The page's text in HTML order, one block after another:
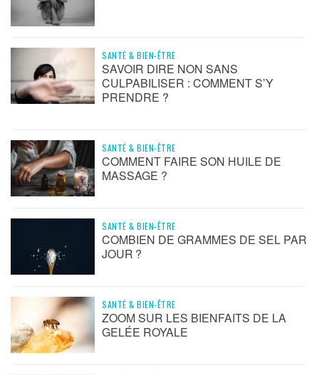
SANTÉ & BIEN-ÊTRE
SAVOIR DIRE NON SANS
CULPABILISER : COMMENT S’Y
PRENDRE ?
SANTÉ & BIEN-ÊTRE
COMMENT FAIRE SON HUILE DE
MASSAGE ?
SANTÉ & BIEN-ÊTRE
COMBIEN DE GRAMMES DE SEL PAR
JOUR ?
SANTÉ & BIEN-ÊTRE
ZOOM SUR LES BIENFAITS DE LA
GELÉE ROYALE